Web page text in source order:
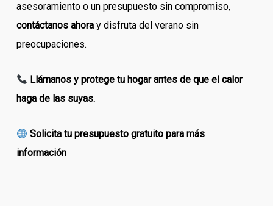
asesoramiento o un presupuesto sin compromiso,
contáctanos ahoray disfruta del verano sin
preocupaciones.
Llámanos y protege tu hogar antes de que el calor
haga de las suyas.
Solicita tu presupuesto gratuito para más
información